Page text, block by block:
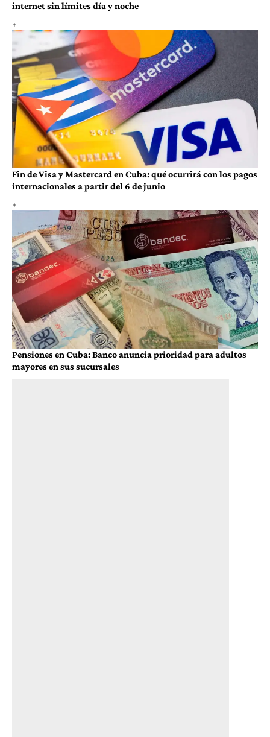
internet sin límites día y noche
Fin de Visa y Mastercard en Cuba: qué ocurrirá con los pagos
internacionales a partir del 6 de junio
Pensiones en Cuba: Banco anuncia prioridad para adultos
mayores en sus sucursales